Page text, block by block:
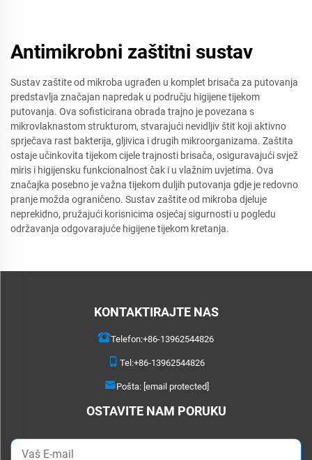
Antimikrobni zaštitni sustav
Sustav zaštite od mikroba ugrađen u komplet brisača za putovanja
predstavlja značajan napredak u području higijene tijekom
putovanja. Ova sofisticirana obrada trajno je povezana s
mikrovlaknastom strukturom, stvarajući nevidljiv štit koji aktivno
sprječava rast bakterija, gljivica i drugih mikroorganizama. Zaštita
ostaje učinkovita tijekom cijele trajnosti brisača, osiguravajući svjež
miris i higijensku funkcionalnost čak i u vlažnim uvjetima. Ova
značajka posebno je važna tijekom duljih putovanja gdje je redovno
pranje možda ograničeno. Sustav zaštite od mikroba djeluje
neprekidno, pružajući korisnicima osjećaj sigurnosti u pogledu
održavanja odgovarajuće higijene tijekom kretanja.
KONTAKTIRAJTE NAS
Telefon:+86-13962544826
Tel:+86-13962544826
Pošta: [email protected]
OSTAVITE NAM PORUKU